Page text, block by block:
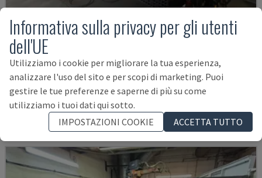
TRANSSTEEL 4000 PULSE WELDING CELL
FRONIUS - ROBOT DI SALDATURA
GERMANIA 2025
59.000 €
Informativa sulla privacy per gli utenti
dell'UE
Utilizziamo i cookie per migliorare la tua esperienza,
analizzare l'uso del sito e per scopi di marketing. Puoi
gestire le tue preferenze e saperne di più su come
utilizziamo i tuoi dati qui sotto.
IMPOSTAZIONI COOKIE
ACCETTA TUTTO